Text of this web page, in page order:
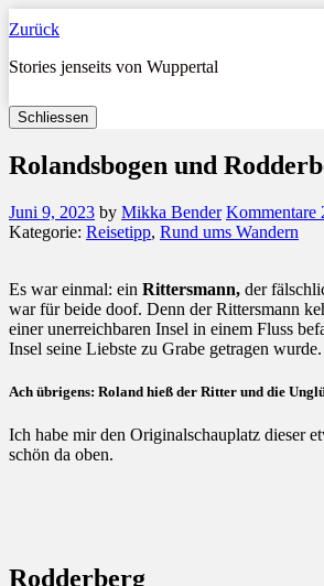
Zurück
Stories jenseits von Wuppertal
Schliessen
Rolandsbogen und
Juni 9, 2023 by Mikka Bender Kommentare
Kategorie: Reisetipp, Rund ums Wandern
Es war einmal: ein Rittersmann, der
war für beide doof. Denn der Rittersmann
einer unerreichbaren Insel in einem Fluss
Insel seine Liebste zu Grabe getragen wurde.
Ach übrigens: Roland hieß der Ritter und die
Ich habe mir den Originalschauplatz dieser
schön da oben.
Rodderberg